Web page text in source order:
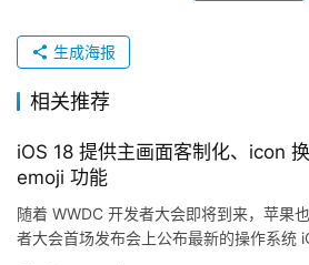
生成海报
相关推荐
iOS 18 提供主画面客制化、icon
emoji 功能
随着 WWDC 开发者大会即将到来，苹果
者大会首场发布会上公布最新的操作系统